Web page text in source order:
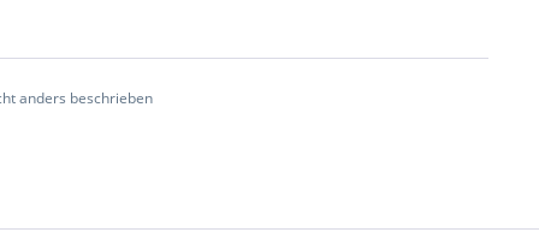
anders beschrieben